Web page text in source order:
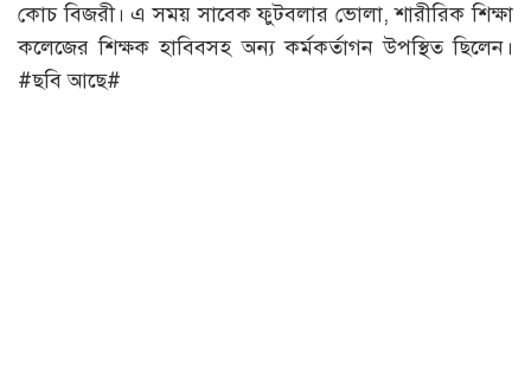
কোচ বিজরী। এ সময় সাবেক ফুটবলার ভোলা, শারীরিক শিক্ষা
কলেজের শিক্ষক হাবিবসহ অন্য কর্মকর্তাগন উপস্থিত ছিলেন।
#ছবি আছে#